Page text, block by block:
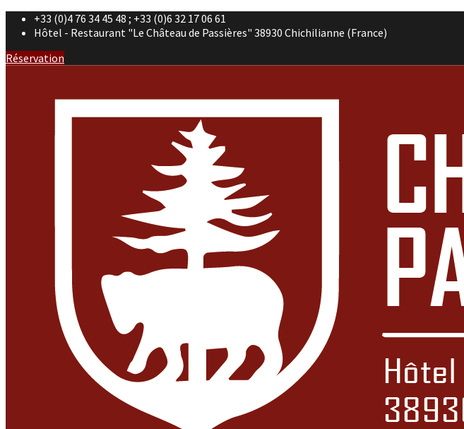
+33 (0)4 76 34 45 48 ; +33 (0)6 32 17 06 61
Hôtel - Restaurant "Le Château de Passières" 38930 Chichilianne (France)
Réservation